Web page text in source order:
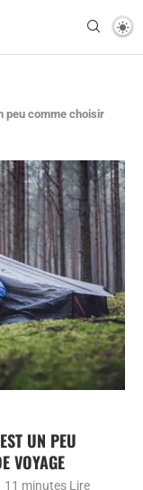
peu comme choisir
UN PEU
VOYAGE
11 minutes Lire